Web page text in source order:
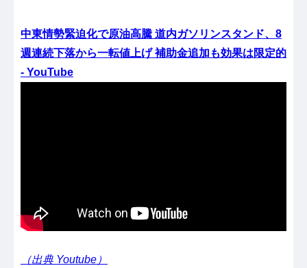
中東情勢緊迫化で原油高騰 道内ガソリンスタンド、8
週連続下落から一転値上げ 補助金追加も効果は限定的
- YouTube
（出典 Youtube）